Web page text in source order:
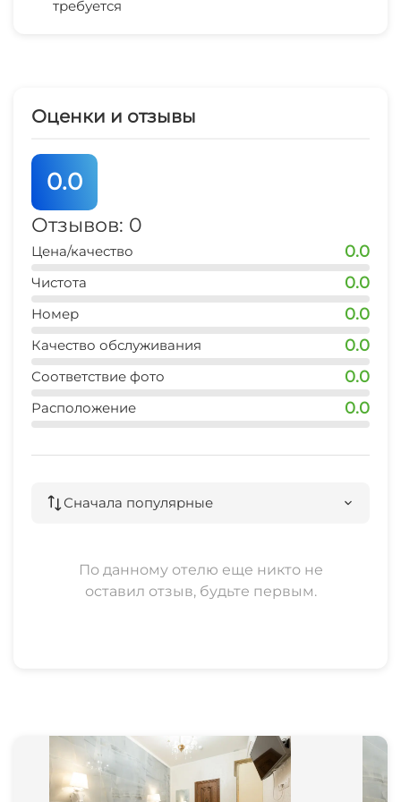
администраторы всегда доброжелательны, а
пляж
10 мин
1 мин
аэропорт
Отопление
ограниченными физическими
возможностями
требуется
Оценки и отзывы
0.0
Отзывов: 0
Цена/качество 0.0
Чистота 0.0
Номер 0.0
Качество обслуживания 0.0
Соответствие фото 0.0
Расположение 0.0
Сначала популярные
По данному отелю еще никто не
оставил отзыв, будьте первым.